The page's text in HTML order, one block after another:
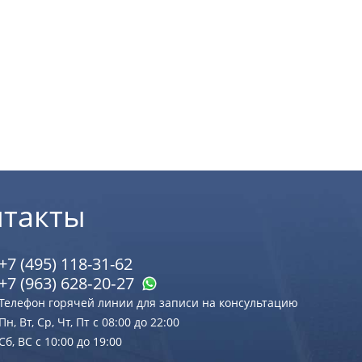
(495) 118-31-62
(963) 628‑20‑27
горячей линии для записи на консультацию
Вт, Ср, Чт, Пт с 08:00 до 22:00
ВС с 10:00 до 19:00